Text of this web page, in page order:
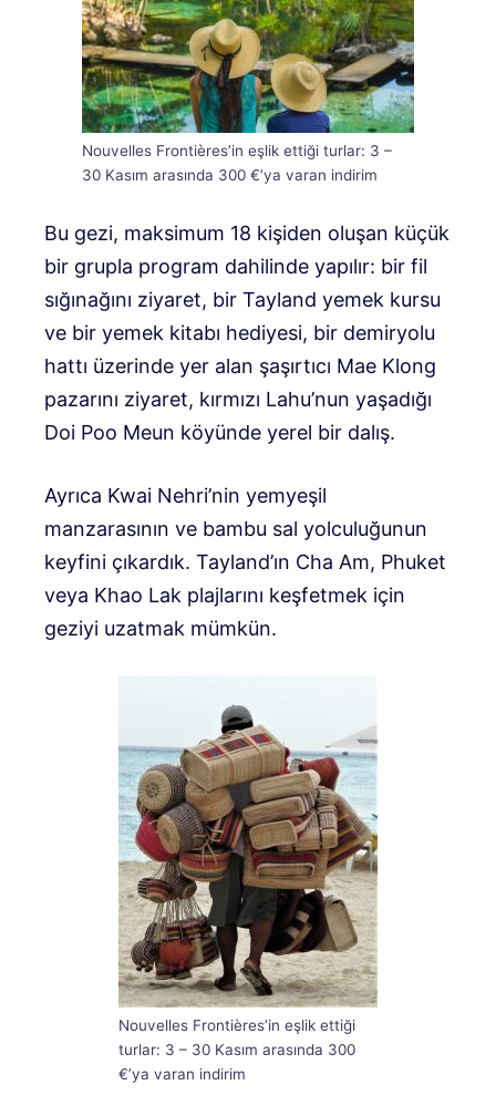
Nouvelles Frontières’in eşlik ettiği turlar: 3 –
30 Kasım arasında 300 €’ya varan indirim
Bu gezi, maksimum 18 kişiden oluşan küçük
bir grupla program dahilinde yapılır: bir fil
sığınağını ziyaret, bir Tayland yemek kursu
ve bir yemek kitabı hediyesi, bir demiryolu
hattı üzerinde yer alan şaşırtıcı Mae Klong
pazarını ziyaret, kırmızı Lahu’nun yaşadığı
Doi Poo Meun köyünde yerel bir dalış.
Ayrıca Kwai Nehri’nin yemyeşil
manzarasının ve bambu sal yolculuğunun
keyfini çıkardık. Tayland’ın Cha Am, Phuket
veya Khao Lak plajlarını keşfetmek için
geziyi uzatmak mümkün.
Nouvelles Frontières’in eşlik ettiği
turlar: 3 – 30 Kasım arasında 300
€’ya varan indirim